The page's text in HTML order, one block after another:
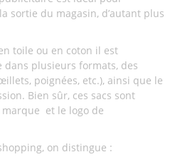
sortie du magasin, d’autant plus
toile ou en coton il est
plusieurs formats, des
poignées, etc.), ainsi que le
Bien sûr, ces sacs sont
et le logo de
on distingue :